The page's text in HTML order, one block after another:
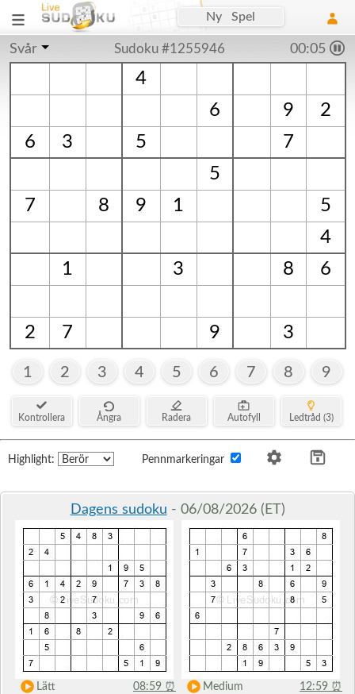
Ny Spel
Svår Sudoku #1255946 00:06
4
6
9
2
6
3 5
7
5
7
8 9 1
5
4
1
3 8 6
2 7 9 3
1 2 3 4 5 6 7 8 9
Kontrollera Ångra Radera Autofyll Ledtråd (3)
Highlight: Pennmarkeringar
Dagens sudoku - 06/08/2026 (ET)
Lätt 08:59 ⏰ Medium 12:59 ⏰